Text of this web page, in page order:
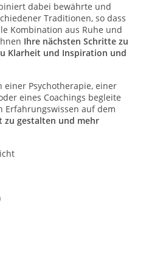
dabei bewährte und
Traditionen, so dass
Kombination aus Ruhe und
Ihre nächsten Schritte zu
Klarheit und Inspiration und
einer Psychotherapie, einer
eines Coachings begleite
Erfahrungswissen auf dem
zu gestalten und mehr